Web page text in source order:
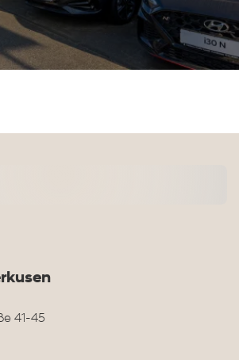
41-45